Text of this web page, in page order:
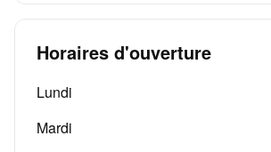
Horaires d'ouverture
Lundi
Mardi